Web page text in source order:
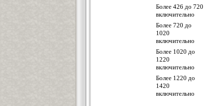
Более 426 до 720
включительно
Более 720 до
1020
включительно
Более 1020 до
1220
включительно
Более 1220 до
1420
включительно